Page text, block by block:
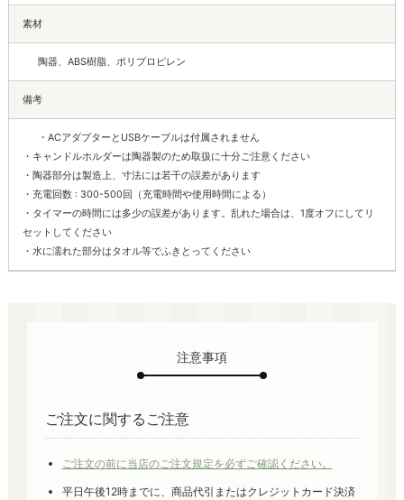
素材
陶器、ABS樹脂、ポリプロピレン
備考
・ACアダプターとUSBケーブルは付属されません
・キャンドルホルダーは陶器製のため取扱に十分ご注意ください
・陶器部分は製造上、寸法には若干の誤差があります
・充電回数 : 300-500回（充電時間や使用時間による）
・タイマーの時間には多少の誤差があります。乱れた場合は、1度オフにしてリ
セットしてください
・水に濡れた部分はタオル等でふきとってください
注意事項
ご注文に関するご注意
ご注文の前に当店のご注文規定を必ずご確認ください。
平日午後12時までに、商品代引またはクレジットカード決済